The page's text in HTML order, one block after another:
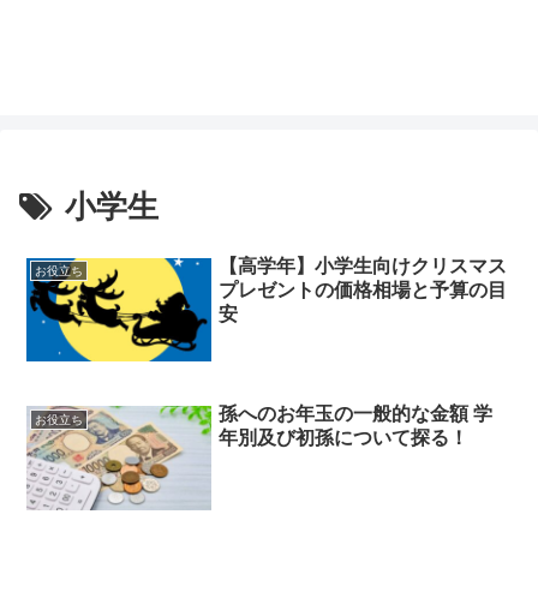
小学生
お役立ち
【高学年】小学生向けクリスマス
プレゼントの価格相場と予算の目
安
お役立ち
孫へのお年玉の一般的な金額 学
年別及び初孫について探る！